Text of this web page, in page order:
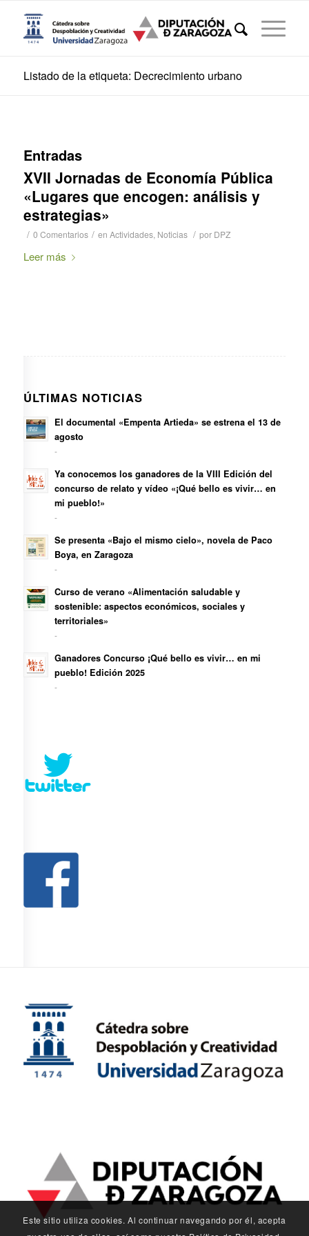
Listado de la etiqueta: Decrecimiento urbano
Entradas
XVII Jornadas de Economía Pública
«Lugares que encogen: análisis y
estrategias»
/ 0 Comentarios / en Actividades, Noticias / por DPZ
Leer más
ÚLTIMAS NOTICIAS
El documental «Empenta Artieda» se estrena el 13 de
agosto
-
Ya conocemos los ganadores de la VIII Edición del
concurso de relato y vídeo «¡Qué bello es vivir… en
mi pueblo!»
-
Se presenta «Bajo el mismo cielo», novela de Paco
Boya, en Zaragoza
-
Curso de verano «Alimentación saludable y
sostenible: aspectos económicos, sociales y
territoriales»
-
Ganadores Concurso ¡Qué bello es vivir… en mi
pueblo! Edición 2025
-
Este sitio utiliza cookies. Al continuar navegando por él, acepta